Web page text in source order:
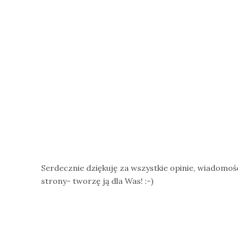
Serdecznie dziękuję za wszystkie opinie,
strony- tworzę ją dla Was! :-)